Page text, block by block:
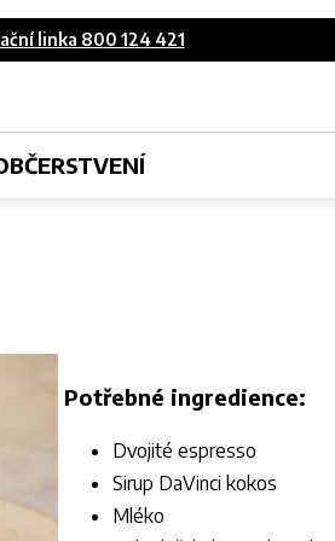
linka 800 124 421
Potřebné ingredience:
Dvojité espresso
Sirup DaVinci kokos
Mléko